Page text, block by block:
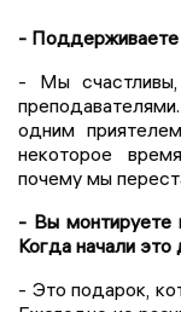
- Поддерживаете
- Мы
одним
некоторое
почему мы
- Вы монтируете
Когда начали это
- Это подарок,